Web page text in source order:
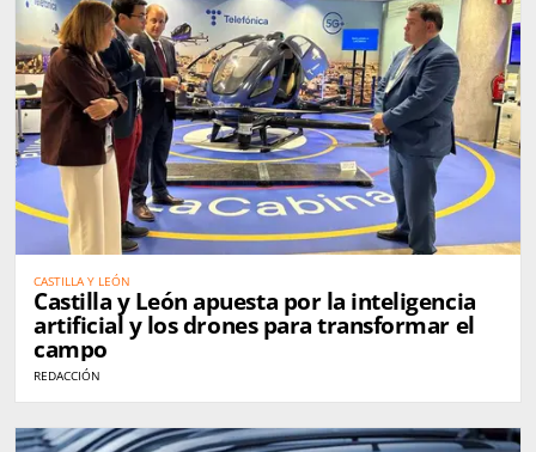
CASTILLA Y LEÓN
Castilla y León apuesta por la inteligencia
artificial y los drones para transformar el
campo
REDACCIÓN